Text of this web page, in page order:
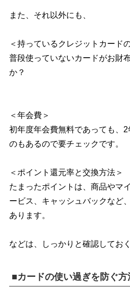
また、それ以外にも、
＜持っているクレジットカード
普段使っていないカードがお財
か？
＜年会費＞
初年度年会費無料であっても、
のもあるので要チェックです。
＜ポイント還元率と交換方法＞
たまったポイントは、商品やマ
ービス、キャッシュバックなど
あります。
などは、しっかりと確認してお
■カードの使い過ぎを防ぐ方